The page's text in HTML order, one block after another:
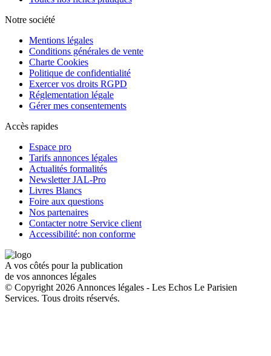
Notre société
Mentions légales
Conditions générales de vente
Charte Cookies
Politique de confidentialité
Exercer vos droits RGPD
Réglementation légale
Gérer mes consentements
Accès rapides
Espace pro
Tarifs annonces légales
Actualités formalités
Newsletter JAL-Pro
Livres Blancs
Foire aux questions
Nos partenaires
Contacter notre Service client
Accessibilité: non conforme
A vos côtés pour la publication
de vos annonces légales
© Copyright 2026 Annonces légales - Les Echos Le Parisien
Services. Tous droits réservés.